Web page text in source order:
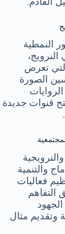
النمطية
التي تعرض
الصورة
قنوات جديدة
والتنمية
فعاليات
التفاهم
وتقديم مثال